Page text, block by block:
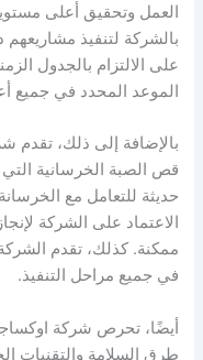
العمل وتحقيق أعلى
بالشركة لتنفيذ
على الالتزام بالجدول
الموعد المحدد في جميع
بالإضافة إلى ذلك، تقدم
قص الصبة الخرسانية
حديثة للتعامل مع
الاعتماد على الشركة
ممكنة. كذلك، تقدم
في جميع مراحل التنفيذ.
أيضًا، تحرص شركة
طرق السلامة والتقنيات